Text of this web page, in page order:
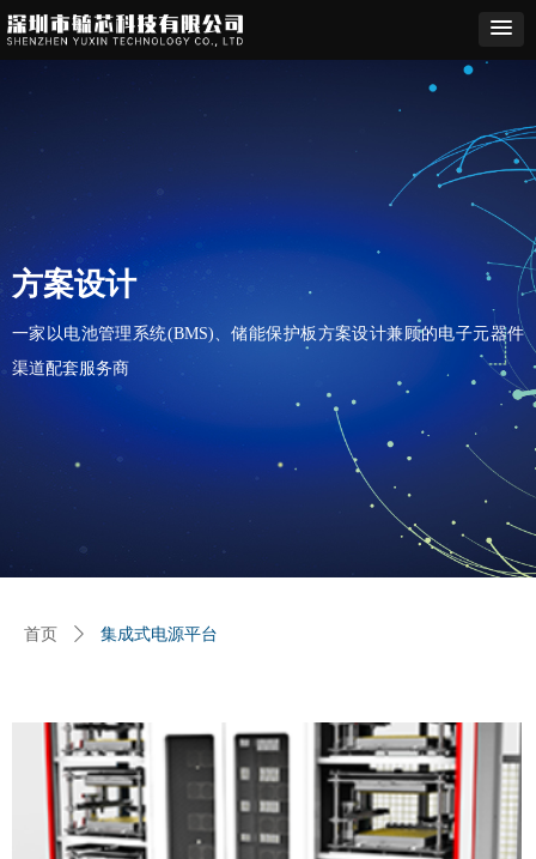
首页 ꄲ 集成式电源平台
方案设计
一家以电池管理系统(BMS)、储能保护板方案设计兼顾的电子元器件
渠道配套服务商